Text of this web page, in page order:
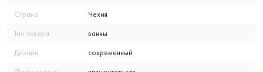
Страна Чехия
Тип товара ванны
Дизайн современный